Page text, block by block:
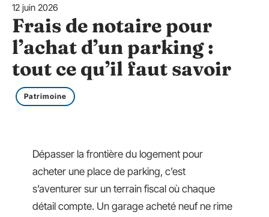
12 juin 2026
Frais de notaire pour
l’achat d’un parking :
tout ce qu’il faut savoir
Patrimoine
Dépasser la frontière du logement pour
acheter une place de parking, c’est
s’aventurer sur un terrain fiscal où chaque
détail compte. Un garage acheté neuf ne rime